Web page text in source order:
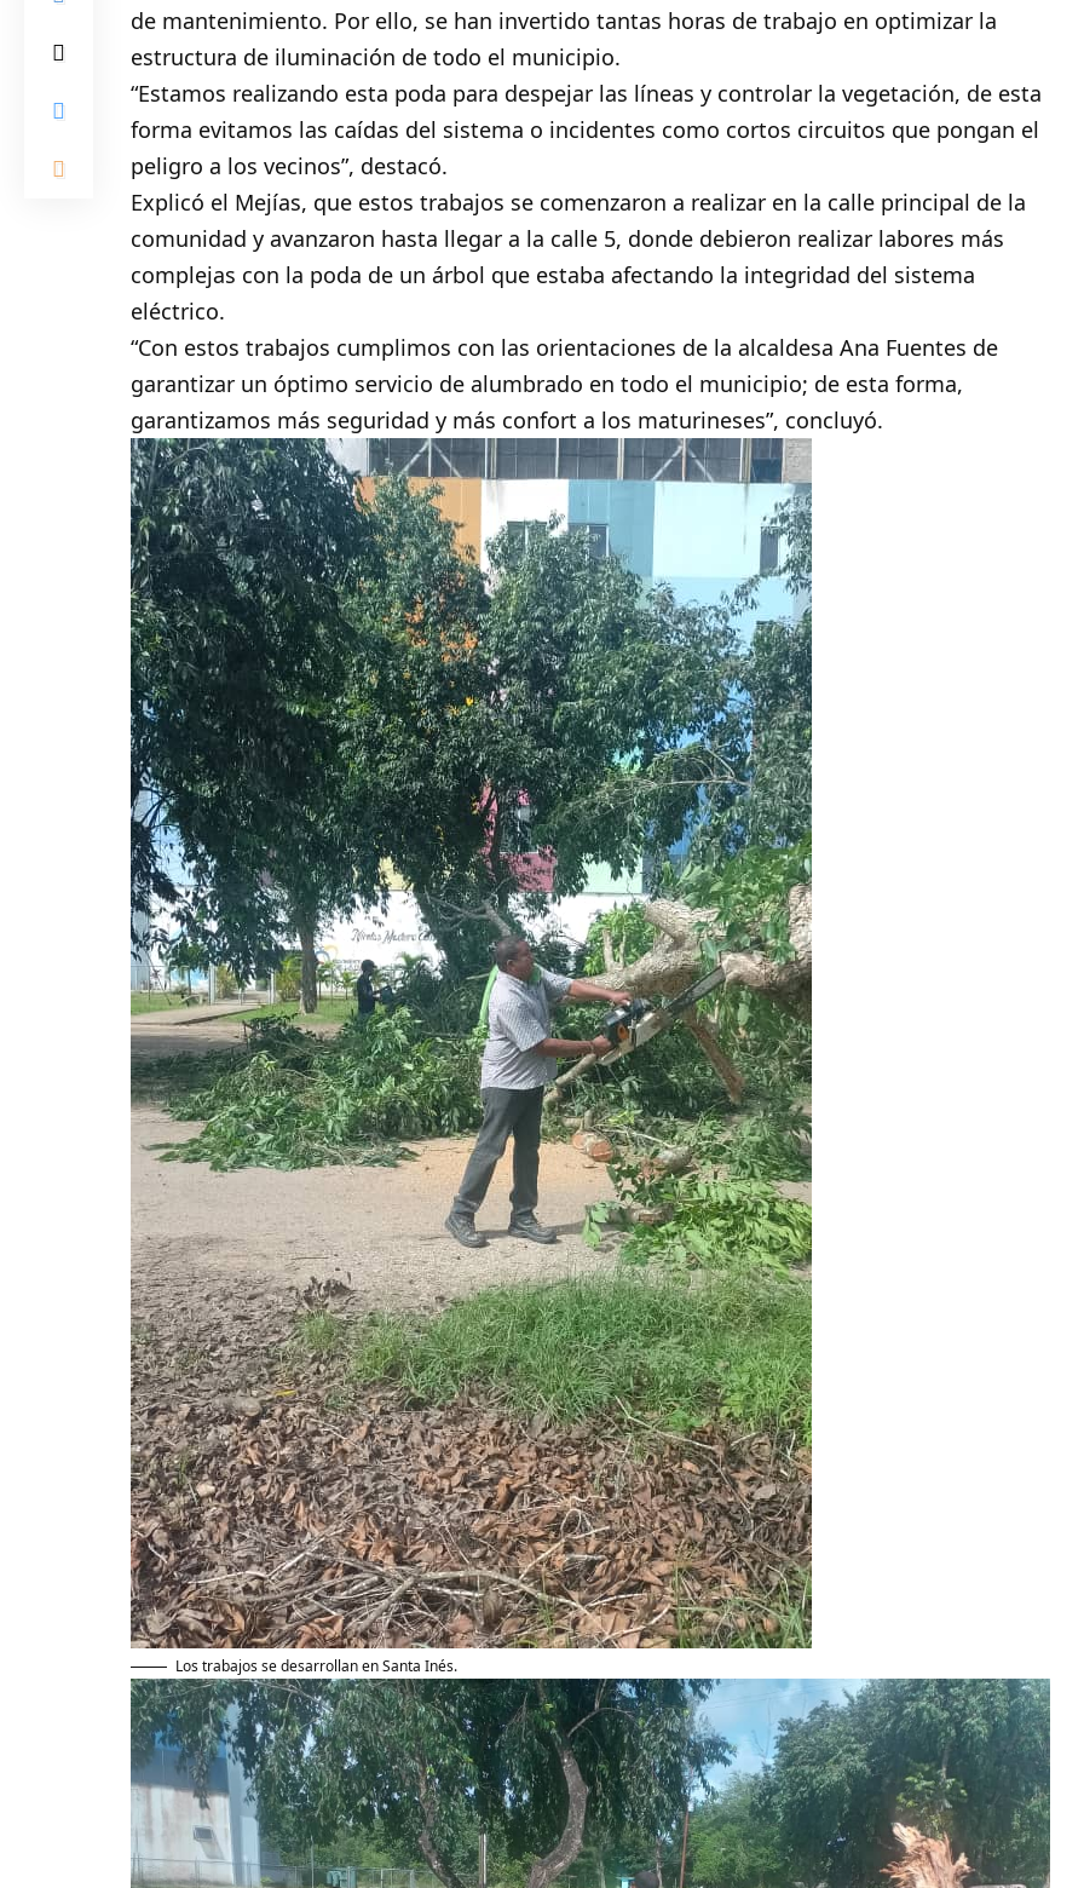
de mantenimiento. Por ello, se han invertido tantas horas de trabajo en optimizar la
estructura de iluminación de todo el municipio.
“Estamos realizando esta poda para despejar las líneas y controlar la vegetación, de esta
forma evitamos las caídas del sistema o incidentes como cortos circuitos que pongan el
peligro a los vecinos”, destacó.
Explicó el Mejías, que estos trabajos se comenzaron a realizar en la calle principal de la
comunidad y avanzaron hasta llegar a la calle 5, donde debieron realizar labores más
complejas con la poda de un árbol que estaba afectando la integridad del sistema
eléctrico.
“Con estos trabajos cumplimos con las orientaciones de la alcaldesa Ana Fuentes de
garantizar un óptimo servicio de alumbrado en todo el municipio; de esta forma,
garantizamos más seguridad y más confort a los maturineses”, concluyó.
Los trabajos se desarrollan en Santa Inés.